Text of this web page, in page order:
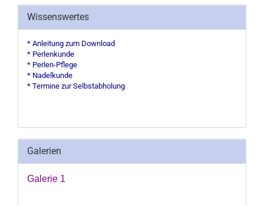
Wissenswertes
* Anleitung zum Download
* Perlenkunde
* Perlen-Pflege
* Nadelkunde
* Termine zur Selbstabholung
Galerien
Galerie 1